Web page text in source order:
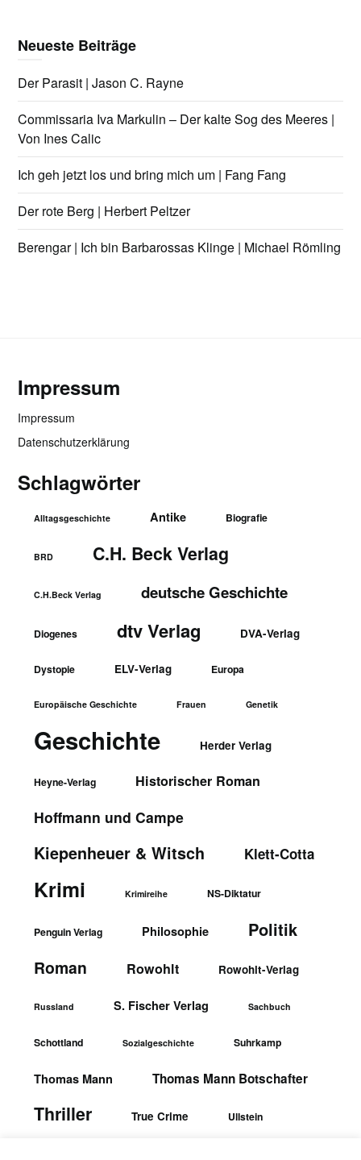
Neueste Beiträge
Der Parasit | Jason C. Rayne
Commissaria Iva Markulin – Der kalte Sog des Meeres |
Von Ines Calic
Ich geh jetzt los und bring mich um | Fang Fang
Der rote Berg | Herbert Peltzer
Berengar | Ich bin Barbarossas Klinge | Michael Römling
Impressum
Impressum
Datenschutzerklärung
Schlagwörter
Alltagsgeschichte Antike Biografie
BRD C.H. Beck Verlag
C.H.Beck Verlag deutsche Geschichte
Diogenes dtv Verlag DVA-Verlag
Dystopie ELV-Verlag Europa
Europäische Geschichte Frauen Genetik
Geschichte Herder Verlag
Heyne-Verlag Historischer Roman
Hoffmann und Campe
Kiepenheuer & Witsch Klett-Cotta
Krimi Krimireihe NS-Diktatur
Penguin Verlag Philosophie Politik
Roman Rowohlt Rowohlt-Verlag
Russland S. Fischer Verlag Sachbuch
Schottland Sozialgeschichte Suhrkamp
Thomas Mann Thomas Mann Botschafter
Thriller True Crime Ullstein